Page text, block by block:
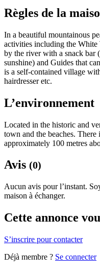
Règles de la
In a beautiful mountainous
activities including the White
by the river with a snack bar
sunshine) and Guides that
is a self-contained village
hairdresser etc.
L’environnement
Located in the historic and
town and the beaches.
approximately 100 metres
Avis (0)
Aucun avis pour l’instant.
maison à échanger.
Cette annonce
S’inscrire pour contacter
Déjà membre ? Se connecter